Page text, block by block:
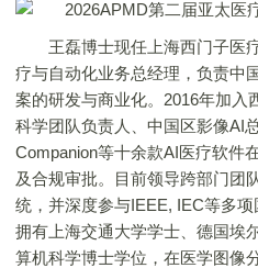
王磊博士现任上海西门子医
疗与自动化业务总经理，负责中
案的研发与商业化。2016年加入
科学团队负责人、中国区影像AI
Companion等十余款AI医疗软件
及合规审批。目前领导跨部门团
统，并深度参与IEEE, IEC等多项
拥有上海交通大学学士、德国埃
算机科学博士学位，在医学图像